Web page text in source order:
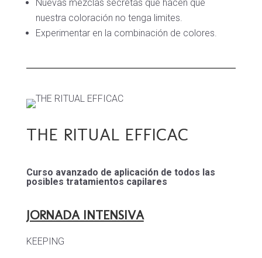
Nuevas mezclas secretas que hacen que
nuestra coloración no tenga limites.
Experimentar en la combinación de colores.
THE RITUAL EFFICAC
Curso avanzado de aplicación de todos las
posibles tratamientos capilares
JORNADA INTENSIVA
KEEPING